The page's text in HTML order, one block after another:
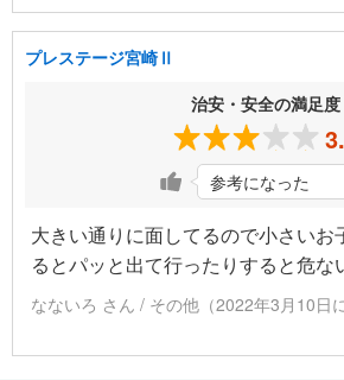
プレステージ宮崎Ⅱ
治安・安全の満足度
参考になった
大きい通りに面してるので小さいお
るとパッと出て行ったりすると危な
なないろ さん / その他（2022年3月10日